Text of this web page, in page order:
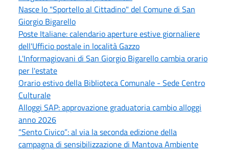
Nasce lo "Sportello al Cittadino" del Comune di San
Giorgio Bigarello
Poste Italiane: calendario aperture estive giornaliere
dell'Ufficio postale in località Gazzo
L'Informagiovani di San Giorgio Bigarello cambia orario
per l'estate
Orario estivo della Biblioteca Comunale - Sede Centro
Culturale
Alloggi SAP: approvazione graduatoria cambio alloggi
anno 2026
“Sento Civico”: al via la seconda edizione della
campagna di sensibilizzazione di Mantova Ambiente